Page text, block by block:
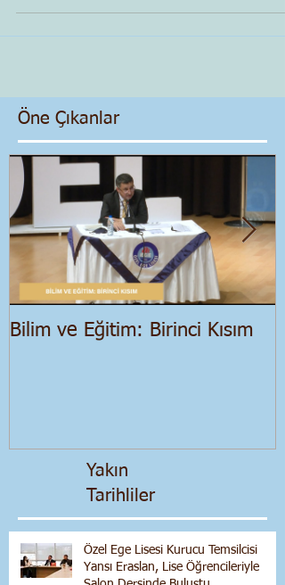
Öne Çıkanlar
Bilim ve Eğitim: Birinci Kısım
Yakın
Tarihliler
Özel Ege Lisesi Kurucu Temsilcisi
Yansı Eraslan, Lise Öğrencileriyle